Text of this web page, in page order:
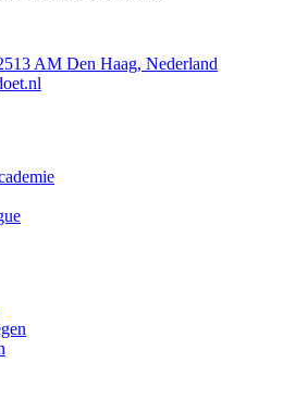
AM Den Haag, Nederland